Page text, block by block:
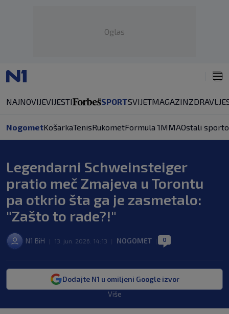
Oglas
NAJNOVIJEVIJESTI SPORTSVIJETMAGAZINZDRAVLJE
NogometKošarkaTenisRukometFormula 1MMAOstali
Legendarni Schweinsteiger
pratio meč Zmajeva u Torontu
pa otkrio šta ga je zasmetalo:
"Zašto to rade?!"
N1 BiH 13. jun. 2026. 14:13 NOGOMET 0
Dodajte N1 u omiljeni Google izvor
Više